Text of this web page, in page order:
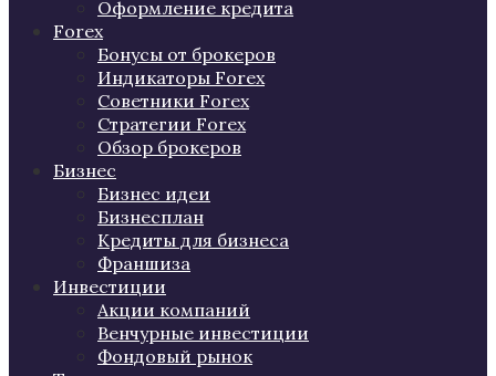
Оформление кредита
Forex
Бонусы от брокеров
Индикаторы Forex
Советники Forex
Стратегии Forex
Обзор брокеров
Бизнес
Бизнес идеи
Бизнесплан
Кредиты для бизнеса
Франшиза
Инвестиции
Акции компаний
Венчурные инвестиции
Фондовый рынок